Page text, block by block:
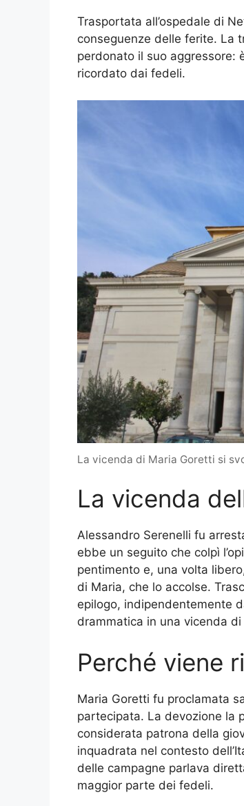
Trasportata all’ospedale di
conseguenze delle ferite. La
perdonato il suo aggressore:
ricordato dai fedeli.
La vicenda di Maria Goretti si
La vicenda
Alessandro Serenelli fu
ebbe un seguito che colpì
pentimento e, una volta
di Maria, che lo accolse.
epilogo, indipendentemente
drammatica in una vicenda
Perché viene
Maria Goretti fu proclamata
partecipata. La devozione la
considerata patrona della
inquadrata nel contesto
delle campagne parlava
maggior parte dei fedeli.